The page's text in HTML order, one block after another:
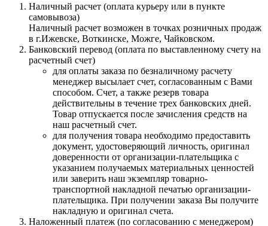
Наличный расчет (оплата курьеру или в пункте
самовывоза)
Наличный расчет возможен в точках розничных продаж
в г.Ижевске, Воткинске, Можге, Чайковском.
Банковский перевод (оплата по выставленному счету на
расчетный счет)
для оплаты заказа по безналичному расчету
менеджер высылает счет, согласованным с Вами
способом. Счет, а также резерв товара
действительны в течение трех банковских дней.
Товар отпускается после зачисления средств на
наш расчетный счет.
для получения товара необходимо предоставить
документ, удостоверяющий личность, оригинал
доверенности от организации-плательщика с
указанием получаемых материальных ценностей
или заверить наш экземпляр товарно-
транспортной накладной печатью организации-
плательщика. При получении заказа Вы получите
накладную и оригинал счета.
Наложенный платеж (по согласованию с менеджером)